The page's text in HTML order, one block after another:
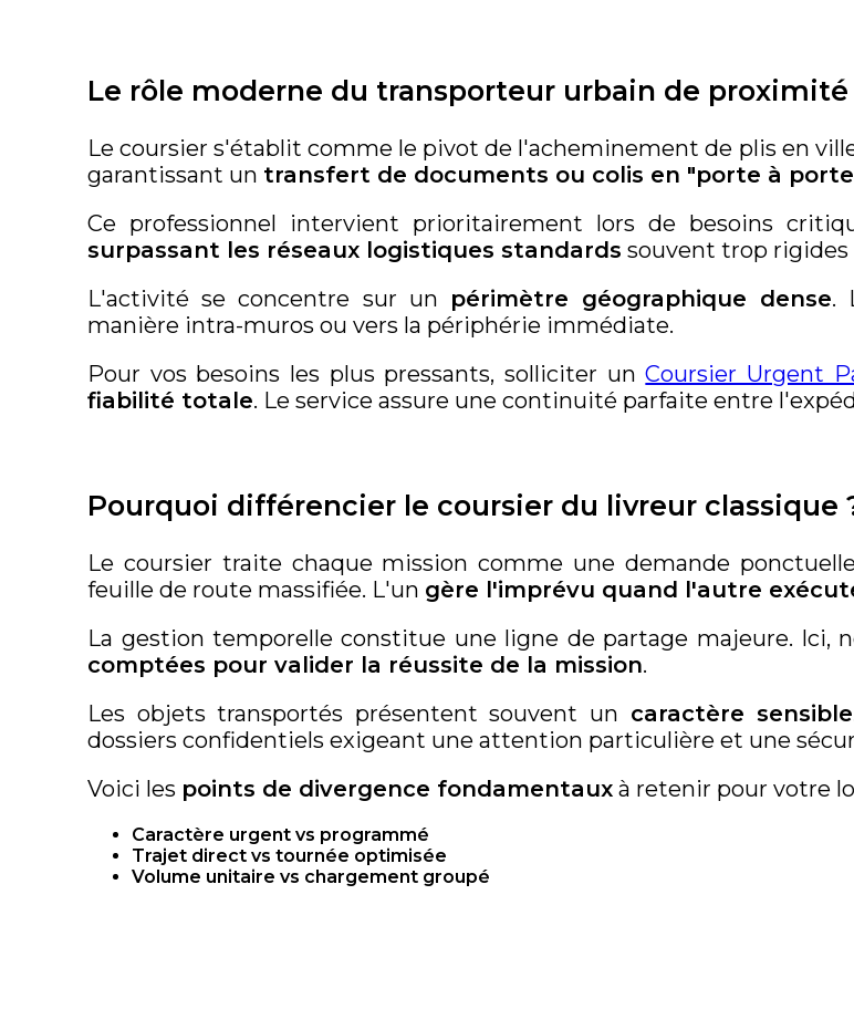
Le rôle moderne du transporteur urbain de proximité
Le coursier s'établit comme le pivot de l'acheminement de plis en
garantissant un transfert de documents ou colis en "porte à
Ce professionnel intervient prioritairement lors de besoins
surpassant les réseaux logistiques standards souvent trop rigides
L'activité se concentre sur un périmètre géographique dense.
manière intra-muros ou vers la périphérie immédiate.
Pour vos besoins les plus pressants, solliciter unCoursier Urgent
fiabilité totale. Le service assure une continuité parfaite entre
Pourquoi différencier le coursier du livreur classique
Le coursier traite chaque mission comme une demande
feuille de route massifiée. L'un gère l'imprévu quand l'autre
La gestion temporelle constitue une ligne de partage majeure. Ici,
comptées pour valider la réussite de la mission.
Les objets transportés présentent souvent un caractère sensible
dossiers confidentiels exigeant une attention particulière et une
Voici les points de divergence fondamentaux à retenir pour votre
Caractère urgent vs programmé
Trajet direct vs tournée optimisée
Volume unitaire vs chargement groupé